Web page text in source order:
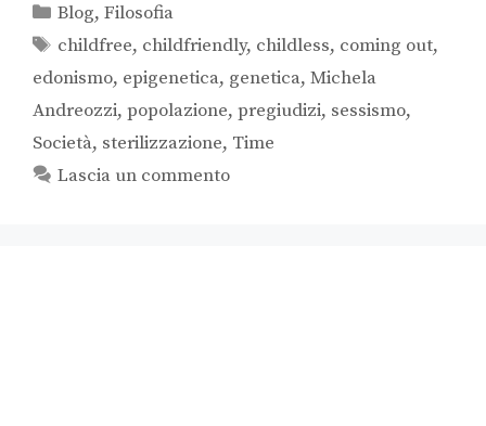
Blog,Filosofia
childfree, childfriendly, childless, coming out,
edonismo, epigenetica, genetica, Michela
Andreozzi, popolazione, pregiudizi, sessismo,
Società, sterilizzazione, Time
Lascia un commento